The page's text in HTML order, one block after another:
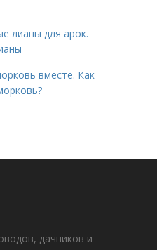
лианы для арок.
вместе. Как
дачников и